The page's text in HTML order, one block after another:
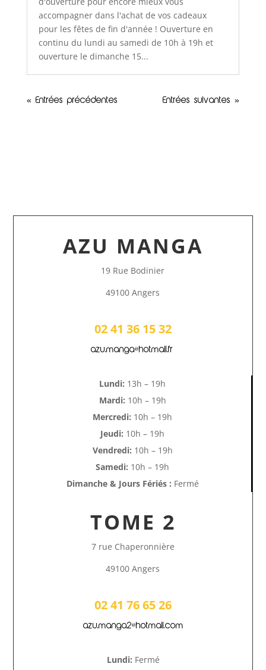
accompagner dans l'achat de vos cadeaux
pour les fêtes de fin d'année ! Ouverture en
continu du lundi au samedi de 10h à 19h et
ouverture le dimanche 15...
« Entrées précédentes Entrées suivantes »
AZU MANGA
19 Rue Bodinier
49100 Angers
02 41 36 15 32
azu.manga@hotmail.fr
Lundi: 13h – 19h
Mardi: 10h – 19h
Mercredi: 10h – 19h
Jeudi: 10h – 19h
Vendredi: 10h – 19h
Samedi: 10h – 19h
Dimanche & Jours Fériés : Fermé
TOME 2
7 rue Chaperonnière
49100 Angers
02 41 76 65 26
azu.manga2@hotmail.com
Lundi: Fermé